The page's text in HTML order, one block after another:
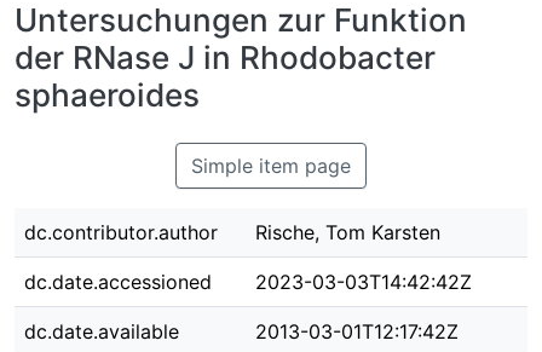
Untersuchungen zur Funktion
der RNase J in Rhodobacter
sphaeroides
Simple item page
dc.contributor.author Rische, Tom Karsten
dc.date.accessioned 2023-03-03T14:42:42Z
dc.date.available 2013-03-01T12:17:42Z